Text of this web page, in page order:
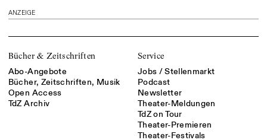
ANZEIGE
Bücher & Zeitschriften
Abo-Angebote
Bücher, Zeitschriften, Musik
Open Access
TdZ Archiv
Service
Jobs / Stellenmarkt
Podcast
Newsletter
Theater-Meldungen
TdZ on Tour
Theater-Premieren
Theater-Festivals